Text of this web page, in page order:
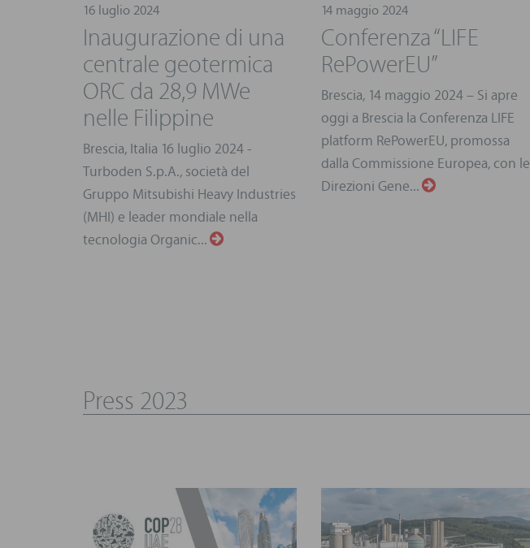
16 luglio 2024
Inaugurazione di una
centrale geotermica
ORC da 28,9 MWe
nelle Filippine
Brescia, Italia 16 luglio 2024 -
Turboden S.p.A., società del
Gruppo Mitsubishi Heavy Industries
(MHI) e leader mondiale nella
tecnologia Organic...
14 maggio 2024
Conferenza “LIFE
RePowerEU”
Brescia, 14 maggio 2024 – Si apre
oggi a Brescia la Conferenza LIFE
platform RePowerEU, promossa
dalla Commissione Europea, con le
Direzioni Gene...
Press 2023